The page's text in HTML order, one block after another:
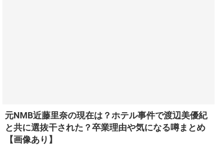
元NMB近藤里奈の現在は？ホテル事件で渡辺美優紀
と共に選抜干された？卒業理由や気になる噂まとめ
【画像あり】